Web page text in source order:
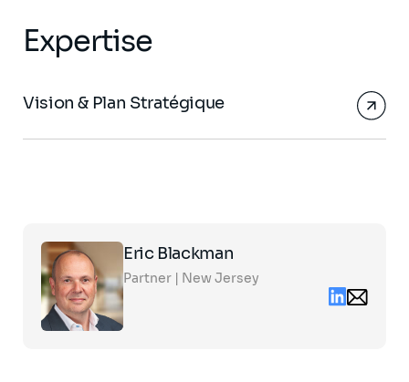
Expertise
Vision & Plan Stratégique
Eric Blackman
Partner | New Jersey
Linkedin
Email
contact
Click
on
the
card
to
see
the
full